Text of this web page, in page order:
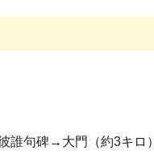
句碑→大門（約3キロ）